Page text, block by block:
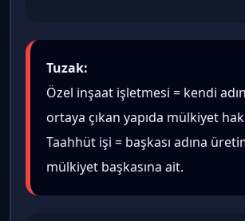
Tuzak:
Özel inşaat işletmesi = kendi
ortaya çıkan yapıda mülkiyet
Taahhüt işi = başkası adına
mülkiyet başkasına ait.